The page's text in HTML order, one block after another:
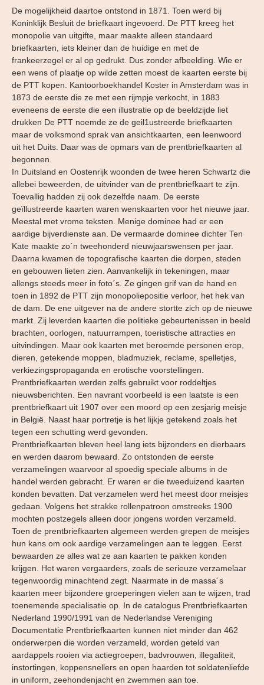
De mogelijkheid daartoe ontstond in 1871. Toen werd bij
Koninklijk Besluit de briefkaart ingevoerd. De PTT kreeg het
monopolie van uitgifte, maar maakte alleen standaard
briefkaarten, iets kleiner dan de huidige en met de
frankeerzegel er al op gedrukt. Dus zonder afbeelding. Wie er
een wens of plaatje op wilde zetten moest de kaarten eerste bij
de PTT kopen. Kantoorboekhandel Koster in Amsterdam was in
1873 de eerste die ze met een rijmpje verkocht, in 1883
eveneens de eerste die een illustratie op de beeldzijde liet
drukken De PTT noemde ze de geil1ustreerde briefkaarten
maar de volksmond sprak van ansichtkaarten, een leenwoord
uit het Duits. Daar was de opmars van de prentbriefkaarten al
begonnen.
In Duitsland en Oostenrijk woonden de twee heren Schwartz die
allebei beweerden, de uitvinder van de prentbriefkaart te zijn.
Toevallig hadden zij ook dezelfde naam. De eerste
geïllustreerde kaarten waren wenskaarten voor het nieuwe jaar.
Meestal met vrome teksten. Menige dominee had er een
aardige bijverdienste aan. De vermaarde dominee dichter Ten
Kate maakte zo´n tweehonderd nieuwjaarswensen per jaar.
Daarna kwamen de topografische kaarten die dorpen, steden
en gebouwen lieten zien. Aanvankelijk in tekeningen, maar
allengs steeds meer in foto´s. Ze gingen grif van de hand en
toen in 1892 de PTT zijn monopoliepositie verloor, het hek van
de dam. De ene uitgever na de andere stortte zich op de nieuwe
markt. Zij leverden kaarten die politieke gebeurtenissen in beeld
brachten, oorlogen, natuurrampen, toeristische attracties en
uitvindingen. Maar ook kaarten met beroemde personen erop,
dieren, getekende moppen, bladmuziek, reclame, spelletjes,
verkiezingspropaganda en erotische voorstellingen.
Prentbriefkaarten werden zelfs gebruikt voor roddeltjes
nieuwsberichten. Een navrant voorbeeld is een laatste is een
prentbriefkaart uit 1907 over een moord op een zesjarig meisje
in België. Naast haar portretje is het lijkje getekend zoals het
tegen een schutting werd gevonden.
Prentbriefkaarten bleven heel lang iets bijzonders en dierbaars
en werden daarom bewaard. Zo ontstonden de eerste
verzamelingen waarvoor al spoedig speciale albums in de
handel werden gebracht. Er waren er die tweeduizend kaarten
konden bevatten. Dat verzamelen werd het meest door meisjes
gedaan. Volgens het strakke rollenpatroon omstreeks 1900
mochten postzegels alleen door jongens worden verzameld.
Toen de prentbriefkaarten algemeen werden grepen de meisjes
hun kans om ook aardige verzamelingen aan te leggen. Eerst
bewaarden ze alles wat ze aan kaarten te pakken konden
krijgen. Het waren vergaarders, zoals de serieuze verzamelaar
tegenwoordig minachtend zegt. Naarmate in de massa´s
kaarten meer bijzondere groeperingen vielen aan te wijzen, trad
toenemende specialisatie op. In de catalogus Prentbriefkaarten
Nederland 1990/1991 van de Nederlandse Vereniging
Documentatie Prentbriefkaarten kunnen niet minder dan 462
onderwerpen die worden verzameld, worden geteld van
aardappels rooien via actiegroepen, badvrouwen, illegaliteit,
instortingen, koppensnellers en open haarden tot soldatenliefde
in uniform, zeehondenjacht en zwemmen aan toe.